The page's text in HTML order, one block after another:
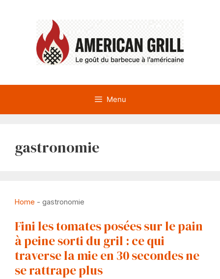
Menu
gastronomie
Home - gastronomie
Fini les tomates posées sur le pain
à peine sorti du gril : ce qui
traverse la mie en 30 secondes ne
se rattrape plus